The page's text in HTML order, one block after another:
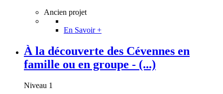
Ancien projet
En Savoir +
À la découverte des Cévennes en
famille ou en groupe - (...)
Niveau 1